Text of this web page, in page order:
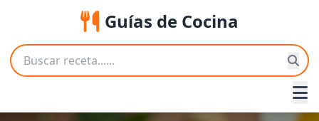
Guías de Cocina